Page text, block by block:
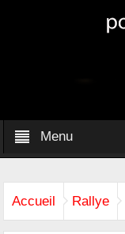
Menu
Accueil Rallye